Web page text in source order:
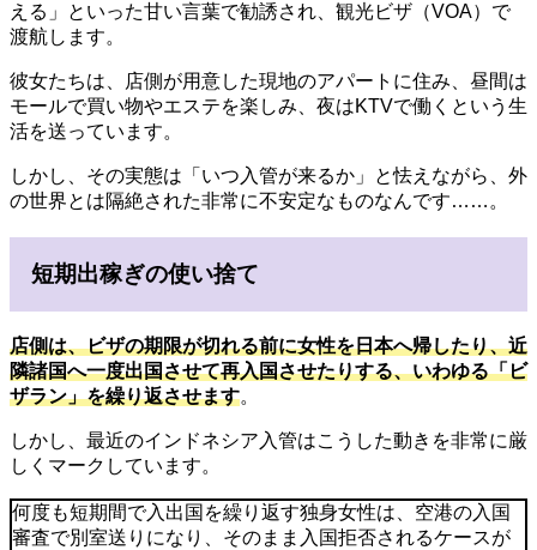
える」といった甘い言葉で勧誘され、観光ビザ（VOA）で
渡航します。
彼女たちは、店側が用意した現地のアパートに住み、昼間は
モールで買い物やエステを楽しみ、夜はKTVで働くという生
活を送っています。
しかし、その実態は「いつ入管が来るか」と怯えながら、外
の世界とは隔絶された非常に不安定なものなんです……。
短期出稼ぎの使い捨て
店側は、ビザの期限が切れる前に女性を日本へ帰したり、近
隣諸国へ一度出国させて再入国させたりする、いわゆる「ビ
ザラン」を繰り返させます。
しかし、最近のインドネシア入管はこうした動きを非常に厳
しくマークしています。
何度も短期間で入出国を繰り返す独身女性は、空港の入国
審査で別室送りになり、そのまま入国拒否されるケースが